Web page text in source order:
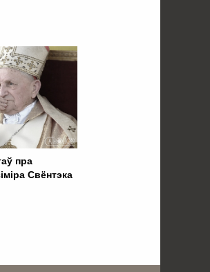
пра
Свёнтэка